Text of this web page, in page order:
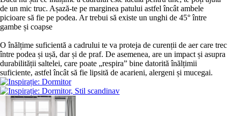
de un mic truc. Așază-te pe marginea patului astfel încât ambele
picioare să fie pe podea. Ar trebui să existe un unghi de 45° între
gambe și coapse
O înălțime suficientă a cadrului te va proteja de curenții de aer care trec
între podea și ușă, dar și de praf. De asemenea, are un impact și asupra
durabilității saltelei, care poate „respira” bine datorită înălțimii
suficiente, astfel încât să fie lipsită de acarieni, alergeni și mucegai.